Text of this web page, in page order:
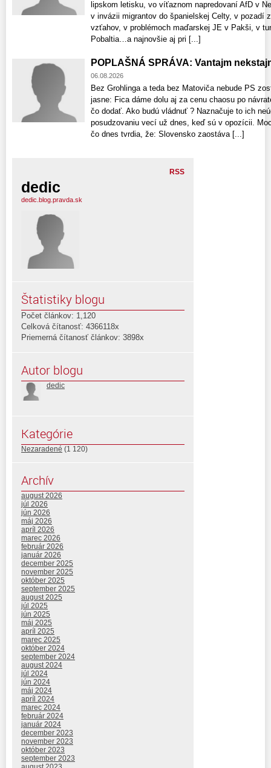
lipskom letisku, vo víťaznom napredovaní AfD v
v invázii migrantov do španielskej Celty, v pozadí
vzťahov, v problémoch maďarskej JE v Pakši, v
Pobaltia…a najnovšie aj pri [...]
POPLAŠNÁ SPRÁVA: Vantajm
06.08.2026
Bez Grohlinga a teda bez Matoviča nebude PS
jasne: Fica dáme dolu aj za cenu chaosu po
čo dodať. Ako budú vládnuť ? Naznačuje to ich
posudzovaniu vecí už dnes, keď sú v opozícii.
čo dnes tvrdia, že: Slovensko zaostáva [...]
RSS
dedic
dedic.blog.pravda.sk
Štatistiky blogu
Počet článkov: 1,120
Celková čítanosť: 4366118x
Priemerná čítanosť článkov: 3898x
Autor blogu
dedic
Kategórie
Nezaradené (1 120)
Archív
august 2026
júl 2026
jún 2026
máj 2026
apríl 2026
marec 2026
február 2026
január 2026
december 2025
november 2025
október 2025
september 2025
august 2025
júl 2025
jún 2025
máj 2025
apríl 2025
marec 2025
október 2024
september 2024
august 2024
júl 2024
jún 2024
máj 2024
apríl 2024
marec 2024
február 2024
január 2024
december 2023
november 2023
október 2023
september 2023